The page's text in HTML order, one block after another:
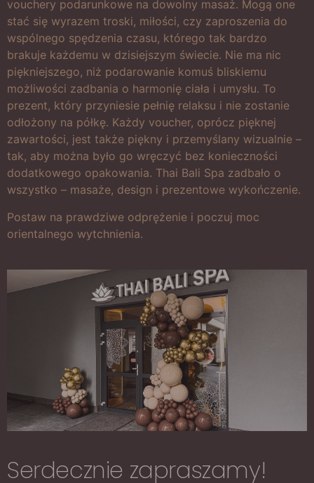
vouchery podarunkowe na dowolny masaż. Mogą one
stać się wyrazem troski, miłości, czy zaproszenia do
wspólnego spędzenia czasu, którego tak bardzo
brakuje każdemu w dzisiejszym świecie. Nie ma nic
piękniejszego, niż podarowanie komuś bliskiemu
możliwości zadbania o harmonię ciała i umysłu. To
prezent, który przyniesie pełnię relaksu i nie zostanie
odłożony na półkę. Każdy voucher, oprócz pięknej
zawartości, jest także piękny i przemyślany wizualnie –
tak, aby można było go wręczyć bez konieczności
dodatkowego opakowania. Thai Bali Spa zadbało o
wszystko – masaże, design i prezentowe wykończenie.
Postaw na prawdziwe odprężenie i poczuj moc
orientalnego wytchnienia.
Serdecznie zapraszamy!